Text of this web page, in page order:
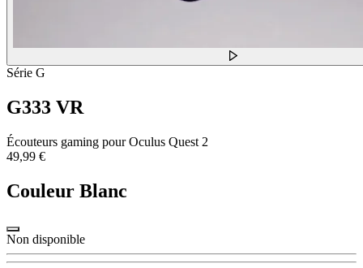
Série G
G333 VR
Écouteurs gaming pour Oculus Quest 2
49,99 €
Couleur Blanc
Non disponible